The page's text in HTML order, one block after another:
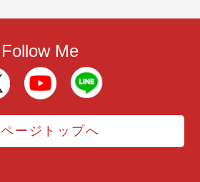
Follow Me
ページトップへ